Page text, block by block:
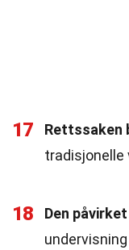
17 Rettssaken
tradisjonelle
18 Den